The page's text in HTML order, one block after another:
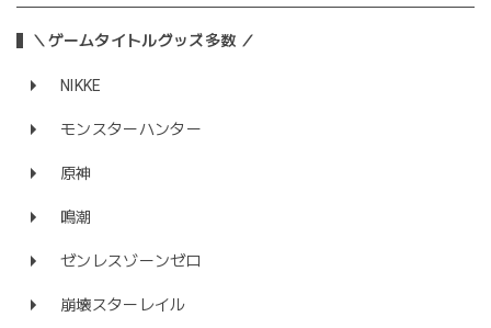
＼ゲームタイトルグッズ多数 ／
NIKKE
モンスターハンター
原神
鳴潮
ゼンレスゾーンゼロ
崩壊スターレイル